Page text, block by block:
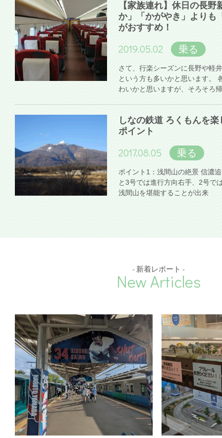
【家族連れ】休日の長野
か」「かがやき」よりも
がおすすめ！
2019.05.02 乗る
さて、行楽シーズンに長野や軽
という方も多いかと思います。
わいかと思いますが、そろそろ
しなの鉄道 ろくもんを
ポイント
2017.08.05 乗る
ポイント1：浅間山の絶景 信濃
と3号では進行方向右手、2号で
浅間山を堪能することが出来
- 新着レポート -
New Articles